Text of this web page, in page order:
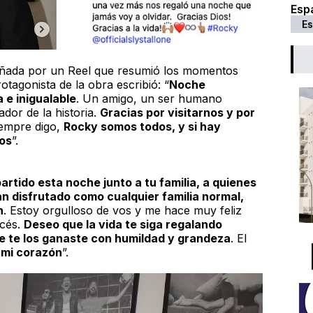
por un Reel que resumió los momentos
de la obra escribió: “Noche
e inigualable. Un amigo, un ser humano
de la historia. Gracias por visitarnos y por
digo, Rocky somos todos, y si hay
”.
esta noche junto a tu familia, a quienes
disfrutado como cualquier familia normal,
. Estoy orgulloso de vos y me hace muy feliz
Deseo que la vida te siga regalando
los ganaste con humildad y grandeza. El
corazón”.